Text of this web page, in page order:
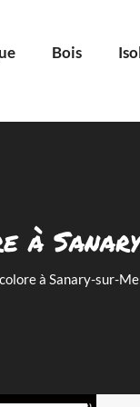
Bois
à
à Sanary-sur-